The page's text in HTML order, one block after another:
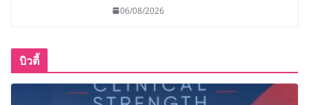
06/08/2026
บิวตี้